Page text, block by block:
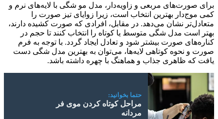
برای صورت‌های مربعی و زاویه‌دار، مدل مو شگی با لایه‌های نرم و
کمی موج‌دار بهترین انتخاب است، زیرا زوایای تیز صورت را
متعادل‌تر نشان می‌دهد. در مقابل، افرادی که صورت کشیده دارند،
بهتر است مدل شگی متوسط یا کوتاه را انتخاب کنند تا حجم در
کناره‌های صورت بیشتر شود و تعادل ایجاد گردد. با توجه به فرم
صورت و نحوه کوتاهی لایه‌ها، می‌توان به بهترین مدل شگی دست
یافت که ظاهری جذاب و هماهنگ با چهره داشته باشد.
حتما بخوانید:
مراحل کوتاه کردن موی فر
مردانه